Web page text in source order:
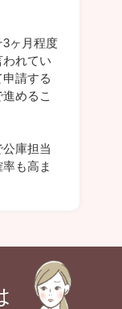
3ヶ月程度
れてい
請する
めるこ
庫担当
も高ま